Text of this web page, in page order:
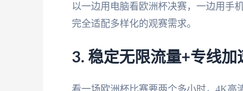
以一边用电脑看欧洲杯决赛，一边用手
完全适配多样化的观赛需求。
3. 稳定无限流量+专线